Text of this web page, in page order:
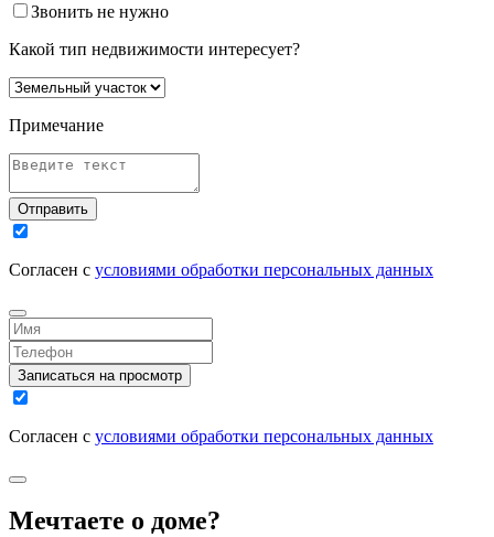
Звонить не нужно
Какой тип недвижимости интересует?
Примечание
Отправить
Согласен с условиями обработки персональных данных
Записаться на просмотр
Согласен с условиями обработки персональных данных
Мечтаете о доме?